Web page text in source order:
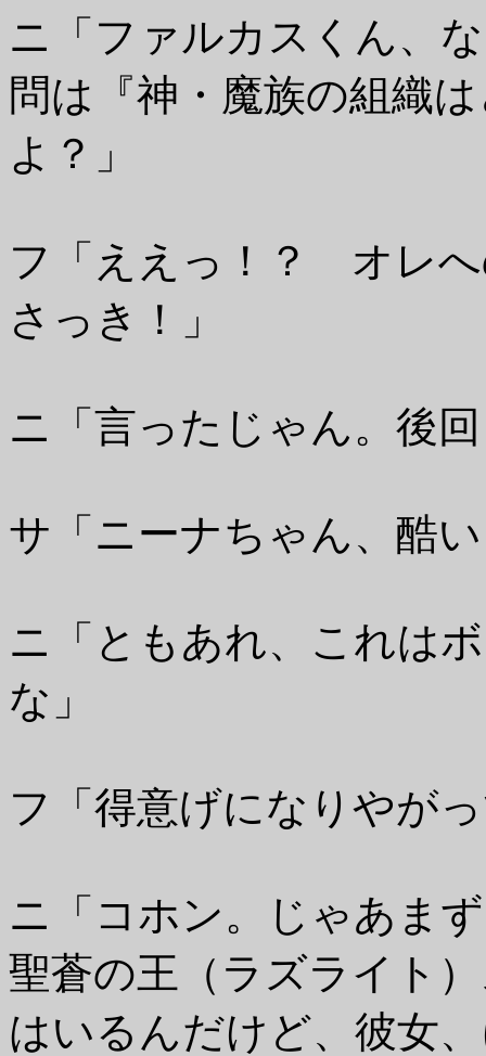
ニ「ファルカスくん、
問は『神・魔族の組織
よ？」
フ「ええっ！？ オレ
さっき！」
ニ「言ったじゃん。後
サ「ニーナちゃん、酷
ニ「ともあれ、これは
な」
フ「得意げになりやが
ニ「コホン。じゃあま
聖蒼の王（ラズライト
はいるんだけど、彼女